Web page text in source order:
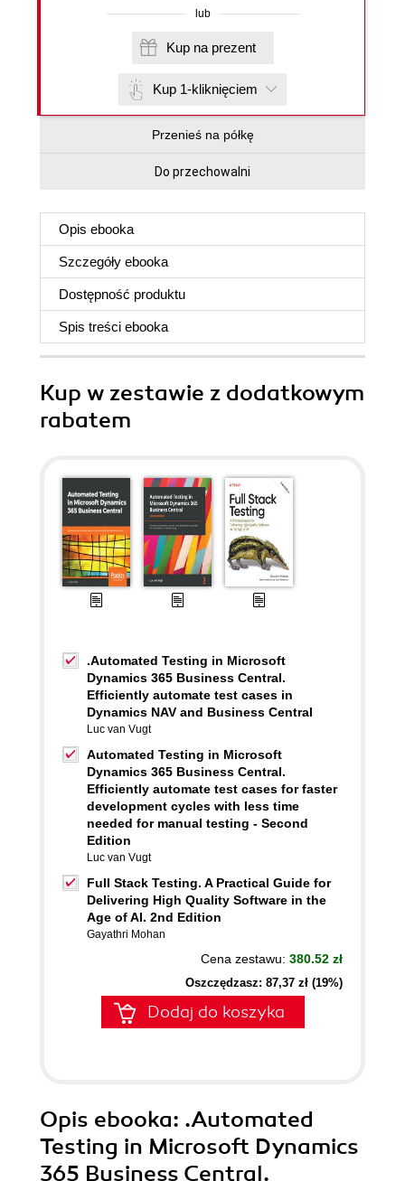
lub
Kup na prezent
Kup 1-kliknięciem
Przenieś na półkę
Do przechowalni
Opis ebooka
Szczegóły ebooka
Dostępność produktu
Spis treści ebooka
Kup w zestawie z dodatkowym
rabatem
.Automated Testing in Microsoft
Dynamics 365 Business Central.
Efficiently automate test cases in
Dynamics NAV and Business Central
Luc van Vugt
Automated Testing in Microsoft
Dynamics 365 Business Central.
Efficiently automate test cases for faster
development cycles with less time
needed for manual testing - Second
Edition
Luc van Vugt
Full Stack Testing. A Practical Guide for
Delivering High Quality Software in the
Age of AI. 2nd Edition
Gayathri Mohan
Cena zestawu: 380.52 zł
Oszczędzasz: 87,37 zł (19%)
Dodaj do koszyka
Opis ebooka: .Automated
Testing in Microsoft Dynamics
365 Business Central.